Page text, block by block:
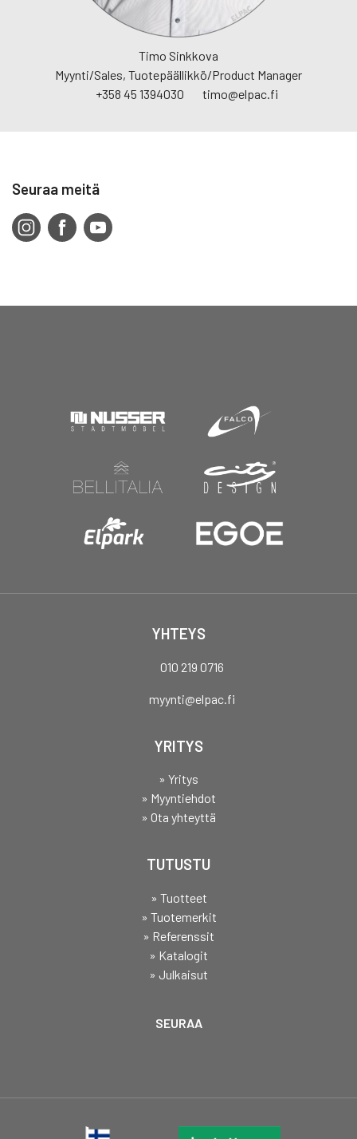
Timo Sinkkova
Myynti/Sales, Tuotepäällikkö/Product Manager
+358 45 1394030
timo@elpac.fi
Seuraa meitä
YHTEYS
010 219 0716
myynti@elpac.fi
YRITYS
» Yritys
» Myyntiehdot
» Ota yhteyttä
TUTUSTU
» Tuotteet
» Tuotemerkit
» Referenssit
» Katalogit
» Julkaisut
SEURAA